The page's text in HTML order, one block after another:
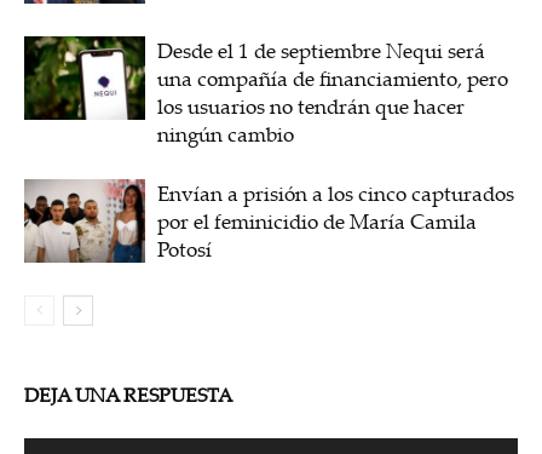
Desde el 1 de septiembre Nequi será
una compañía de financiamiento, pero
los usuarios no tendrán que hacer
ningún cambio
Envían a prisión a los cinco capturados
por el feminicidio de María Camila
Potosí
DEJA UNA RESPUESTA